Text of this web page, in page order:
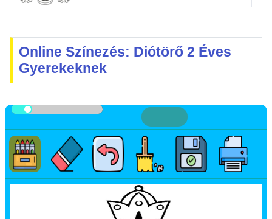
Online Színezés: Diótörő 2 Éves
Gyerekeknek